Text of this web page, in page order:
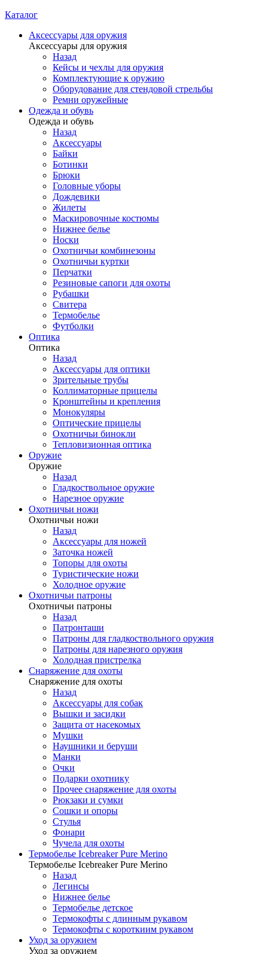
Каталог
Аксессуары для оружия
Аксессуары для оружия
Назад
Кейсы и чехлы для оружия
Комплектующие к оружию
Оборудование для стендовой стрельбы
Ремни оружейные
Одежда и обувь
Одежда и обувь
Назад
Аксессуары
Байки
Ботинки
Брюки
Головные уборы
Дождевики
Жилеты
Маскировочные костюмы
Нижнее белье
Носки
Охотничьи комбинезоны
Охотничьи куртки
Перчатки
Резиновые сапоги для охоты
Рубашки
Свитера
Термобелье
Футболки
Оптика
Оптика
Назад
Аксессуары для оптики
Зрительные трубы
Коллиматорные прицелы
Кронштейны и крепления
Монокуляры
Оптические прицелы
Охотничьи бинокли
Тепловизионная оптика
Оружие
Оружие
Назад
Гладкоствольное оружие
Нарезное оружие
Охотничьи ножи
Охотничьи ножи
Назад
Аксессуары для ножей
Заточка ножей
Топоры для охоты
Туристические ножи
Холодное оружие
Охотничьи патроны
Охотничьи патроны
Назад
Патронташи
Патроны для гладкоствольного оружия
Патроны для нарезного оружия
Холодная пристрелка
Снаряжение для охоты
Снаряжение для охоты
Назад
Аксессуары для собак
Вышки и засидки
Защита от насекомых
Мушки
Наушники и беруши
Манки
Очки
Подарки охотнику
Прочее снаряжение для охоты
Рюкзаки и сумки
Сошки и опоры
Стулья
Фонари
Чучела для охоты
Термобелье Icebreaker Pure Merino
Термобелье Icebreaker Pure Merino
Назад
Легинсы
Нижнее белье
Термобелье детское
Термокофты с длинным рукавом
Термокофты с короткиим рукавом
Уход за оружием
Уход за оружием